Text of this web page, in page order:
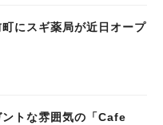
町にスギ薬局が近日オープ
ントな雰囲気の「Cafe